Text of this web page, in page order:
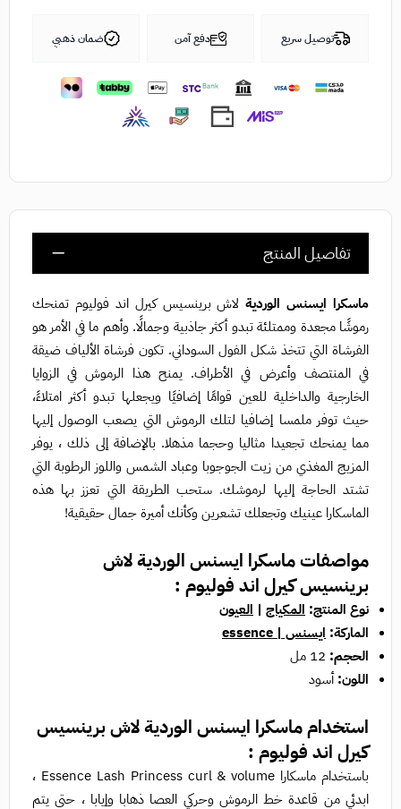
توصيل سريع دفع آمن ضمان ذهبي
تفاصيل المنتج
ماسكرا ايسنس الورديةلاش برينسيس كيرل اند فوليوم تمنحك
رموشًا مجعدة وممتلئة تبدو أكثر جاذبية وجمالًا. وأهم ما في الأمر هو
الفرشاة التي تتخذ شكل الفول السوداني. تكون فرشاة الألياف ضيقة
في المنتصف وأعرض في الأطراف. يمنح هذا الرموش في الزوايا
الخارجية والداخلية للعين قوامًا إضافيًا ويجعلها تبدو أكثر امتلاءً،
حيث توفر ملمسا إضافيا لتلك الرموش التي يصعب الوصول إليها
مما يمنحك تجعيدا مثاليا وحجما مذهلا. بالإضافة إلى ذلك ، يوفر
المزيج المغذي من زيت الجوجوبا وعباد الشمس واللوز الرطوبة التي
تشتد الحاجة إليها لرموشك. ستحب الطريقة التي تعزز بها هذه
الماسكارا عينيك وتجعلك تشعرين وكأنك أميرة جمال حقيقية!
مواصفات ماسكرا ايسنس الوردية لاش
برينسيس كيرل اند فوليوم :
نوع المنتج: المكياج | العيون
الماركة: ايسنس | essence
الحجم:
اللون:أسود
استخدامماسكرا ايسنس الوردية لاش برينسيس
كيرل اند فوليوم :
باستخدام ماسكارا Essence Lash Princess curl & volume ،
ابدئي من قاعدة خط الرموش وحركي العصا ذهابا وإيابا ، حتى يتم